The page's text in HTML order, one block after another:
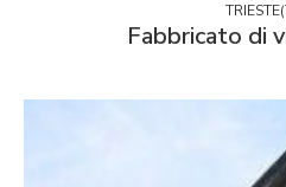
Fabbricato di